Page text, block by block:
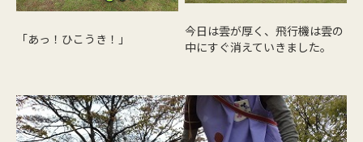
「あっ！ひこうき！」
今日は雲が厚く、飛行機は雲の
中にすぐ消えていきました。